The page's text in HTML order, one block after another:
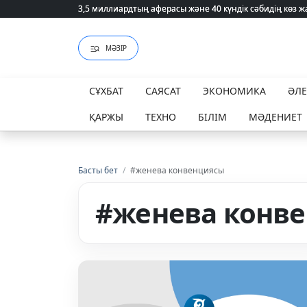
3,5 миллиардтың аферасы және 40 күндік сәбидің
3,5 миллиардтың аферасы және 40 күндік сәбидің
МӘЗІР
СҰХБАТ САЯСАТ ЭКОНОМИКА
ҚАРЖЫ
ТЕХНО БІЛІМ МӘДЕНИЕТ
Басты бет / #женева конвенциясы
#женева